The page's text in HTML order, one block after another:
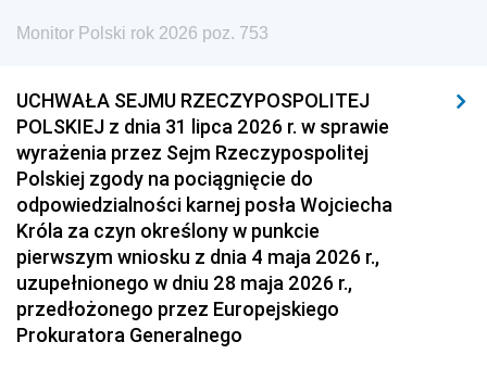
Monitor Polski rok 2026 poz. 753
UCHWAŁA SEJMU RZECZYPOSPOLITEJ
POLSKIEJ z dnia 31 lipca 2026 r. w sprawie
wyrażenia przez Sejm Rzeczypospolitej
Polskiej zgody na pociągnięcie do
odpowiedzialności karnej posła Wojciecha
Króla za czyn określony w punkcie
pierwszym wniosku z dnia 4 maja 2026 r.,
uzupełnionego w dniu 28 maja 2026 r.,
przedłożonego przez Europejskiego
Prokuratora Generalnego